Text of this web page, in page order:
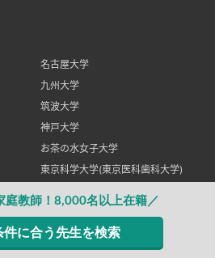
庭教師！8,000名以上在籍／
件に合う先生を検索
名古屋大学
九州大学
筑波大学
神戸大学
お茶の水女子大学
東京科学大学(東京医科歯科大学)
グノーブル